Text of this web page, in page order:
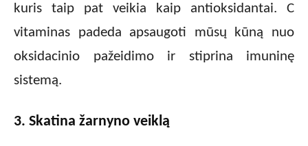
kuris taip pat veikia kaip antioksidantai. C
vitaminas padeda apsaugoti mūsų kūną nuo
oksidacinio pažeidimo ir stiprina imuninę
sistemą.
3. Skatina žarnyno veiklą